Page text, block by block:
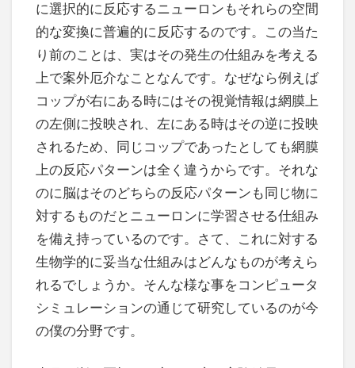
に選択的に反応するニューロンもそれらの空間
的な変換に普遍的に反応するのです。この当た
り前のことは、実はその発生の仕組みを考える
上で案外厄介なことなんです。なぜなら例えば
コップが右にある時にはその視覚情報は網膜上
の左側に投映され、左にある時はその逆に投映
されるため、同じコップであったとしても網膜
上の反応パターンは全く違うからです。それな
のに脳はそのどちらの反応パターンも同じ物に
対するものだとニューロンに学習させる仕組み
を備え持っているのです。さて、これに対する
生物学的に妥当な仕組みはどんなものが考えら
れるでしょうか。そんな様な事をコンピュータ
シミュレーションの通じて研究しているのが今
の僕の分野です。